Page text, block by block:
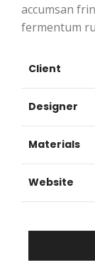
accumsan
fermentum
Client
Designer
Materials
Website